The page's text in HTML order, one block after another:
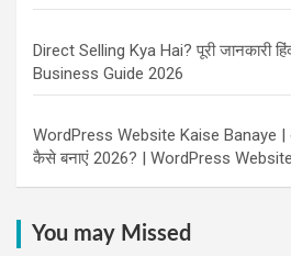
Direct Selling Kya Hai? पूरी जानकारी
Business Guide 2026
WordPress Website Kaise Banaye |
कैसे बनाएं 2026? | WordPress Website
You may Missed